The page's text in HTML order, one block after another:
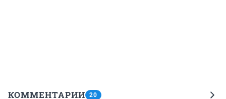
КОММЕНТАРИИ 20